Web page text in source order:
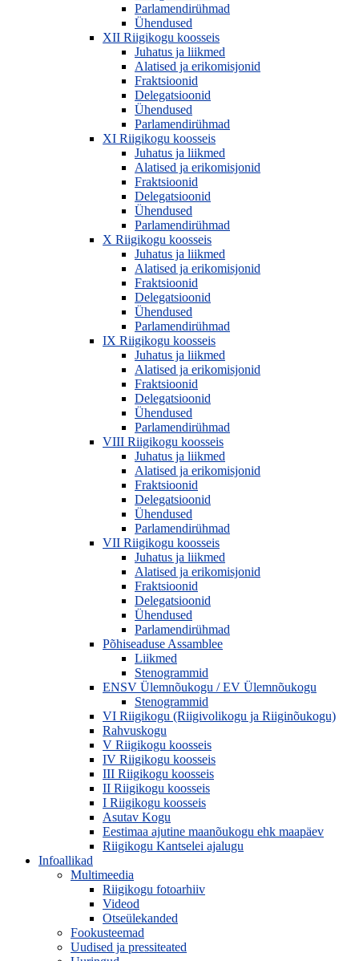
Parlamendirühmad
Ühendused
XII Riigikogu koosseis
Juhatus ja liikmed
Alatised ja erikomisjonid
Fraktsioonid
Delegatsioonid
Ühendused
Parlamendirühmad
XI Riigikogu koosseis
Juhatus ja liikmed
Alatised ja erikomisjonid
Fraktsioonid
Delegatsioonid
Ühendused
Parlamendirühmad
X Riigikogu koosseis
Juhatus ja liikmed
Alatised ja erikomisjonid
Fraktsioonid
Delegatsioonid
Ühendused
Parlamendirühmad
IX Riigikogu koosseis
Juhatus ja liikmed
Alatised ja erikomisjonid
Fraktsioonid
Delegatsioonid
Ühendused
Parlamendirühmad
VIII Riigikogu koosseis
Juhatus ja liikmed
Alatised ja erikomisjonid
Fraktsioonid
Delegatsioonid
Ühendused
Parlamendirühmad
VII Riigikogu koosseis
Juhatus ja liikmed
Alatised ja erikomisjonid
Fraktsioonid
Delegatsioonid
Ühendused
Parlamendirühmad
Põhiseaduse Assamblee
Liikmed
Stenogrammid
ENSV Ülemnõukogu / EV Ülemnõukogu
Stenogrammid
VI Riigikogu (Riigivolikogu ja Riiginõukogu)
Rahvuskogu
V Riigikogu koosseis
IV Riigikogu koosseis
III Riigikogu koosseis
II Riigikogu koosseis
I Riigikogu koosseis
Asutav Kogu
Eestimaa ajutine maanõukogu ehk maapäev
Riigikogu Kantselei ajalugu
Infoallikad
Multimeedia
Riigikogu fotoarhiiv
Videod
Otseülekanded
Fookusteemad
Uudised ja pressiteated